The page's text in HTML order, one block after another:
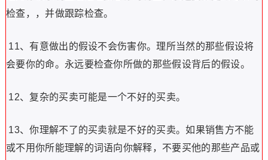
检查，，并做跟踪检查。
11、有意做出的假设不会伤害你。理所当然的那些假设将
会要你的命。永远要检查你所做的那些假设背后的假设。
12、复杂的买卖可能是一个不好的买卖。
13、你理解不了的买卖就是不好的买卖。如果销售方不能
或不用你所能理解的词语向你解释，不要买他的那些产品或